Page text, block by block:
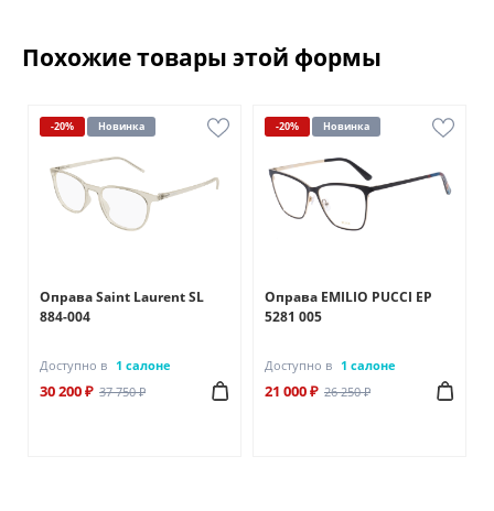
Похожие товары этой формы
-20% Новинка
Оправа Saint Laurent SL
884-004
Доступно в 1 салоне
30 200 ₽ 37 750 ₽
-20% Новинка
Оправа EMILIO PUCCI EP
5281 005
Доступно в 1 салоне
21 000 ₽ 26 250 ₽